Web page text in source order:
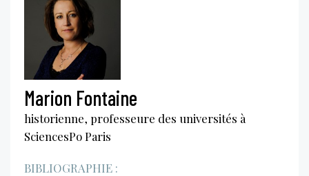
Marion Fontaine
historienne, professeure des universités à
SciencesPo Paris
BIBLIOGRAPHIE :